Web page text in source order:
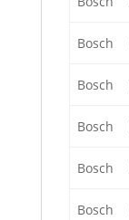
Bosch
Bosch
Bosch
Bosch
Bosch